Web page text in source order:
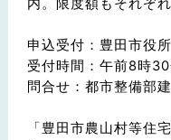
内。限度額もそれぞ
申込受付：豊田市役
受付時間：午前8時
問合せ：都市整備部
「豊田市農山村等住